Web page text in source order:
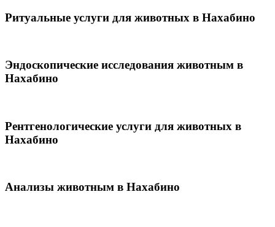
Ритуальные услуги для животных в Нахабино
Эндоскопические исследования животным в
Нахабино
Рентгенологические услуги для животных в
Нахабино
Анализы животным в Нахабино